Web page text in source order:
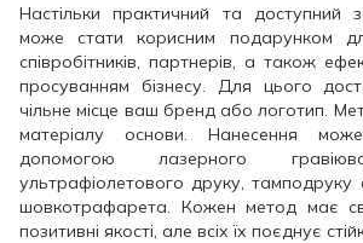
Настільки практичний та доступний
може стати корисним подарунком
співробітників, партнерів, а також
просуванням бізнесу. Для цього
чільне місце ваш бренд або логотип.
матеріалу основи. Нанесення
допомогою лазерного
ультрафіолетового друку,
шовкотрафарета. Кожен метод має
позитивні якості, але всіх їх поєднує